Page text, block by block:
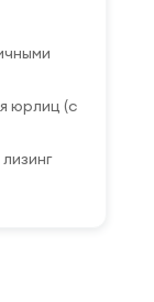
юрлиц (с